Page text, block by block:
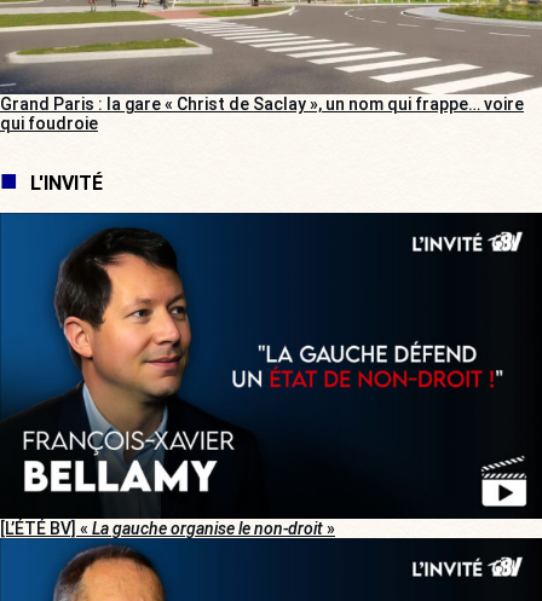
Grand Paris : la gare « Christ de Saclay », un nom qui frappe… voire
qui foudroie
L'INVITÉ
[L’ÉTÉ BV] « La gauche organise le non-droit»